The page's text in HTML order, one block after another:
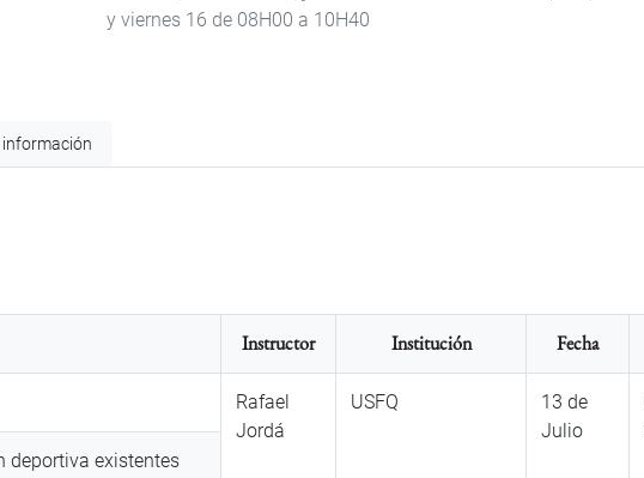
y viernes 16 de 08H00 a 10H40
información
Instructor Institución Fecha
Rafael
Jordá
USFQ
13 de
Julio
deportiva existentes